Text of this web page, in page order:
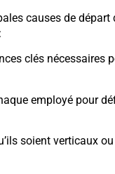
causes de départ
clés nécessaires
employé pour
soient verticaux